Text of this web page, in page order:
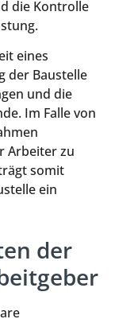
die Kontrolle
eines
der Baustelle
und die
Im Falle von
Arbeiter zu
somit
ein
der